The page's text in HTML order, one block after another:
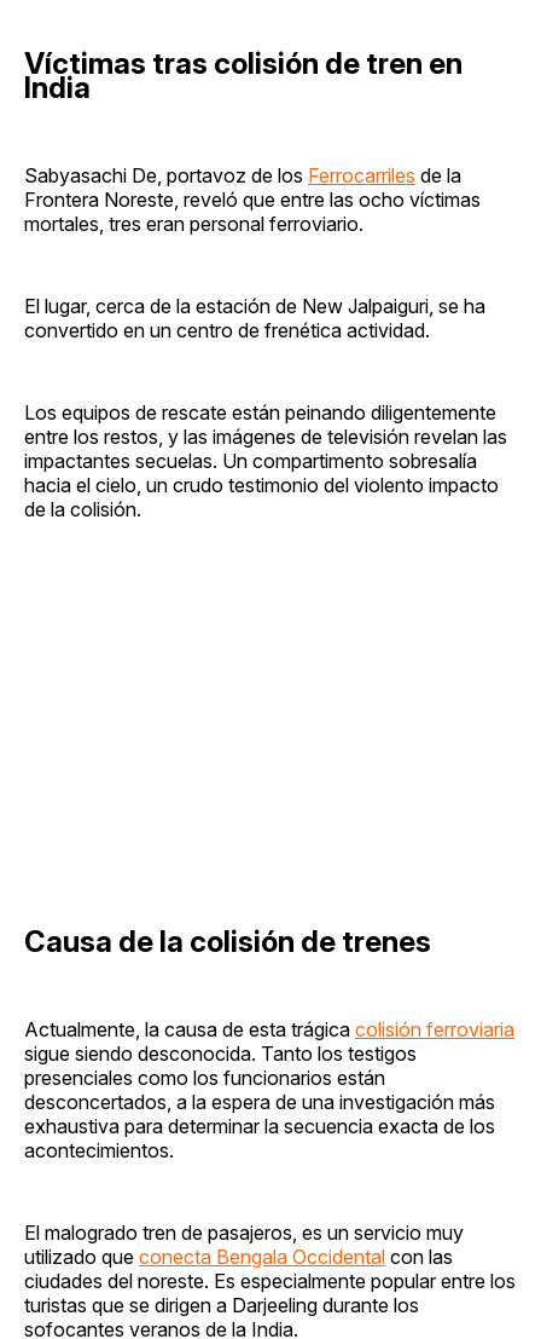
Víctimas tras colisión de tren en
India
Sabyasachi De, portavoz de los Ferrocarriles de la
Frontera Noreste, reveló que entre las ocho víctimas
mortales, tres eran personal ferroviario.
El lugar, cerca de la estación de New Jalpaiguri, se ha
convertido en un centro de frenética actividad.
Los equipos de rescate están peinando diligentemente
entre los restos, y las imágenes de televisión revelan las
impactantes secuelas. Un compartimento sobresalía
hacia el cielo, un crudo testimonio del violento impacto
de la colisión.
Causa de la colisión de trenes
Actualmente, la causa de esta trágica colisión ferroviaria
sigue siendo desconocida. Tanto los testigos
presenciales como los funcionarios están
desconcertados, a la espera de una investigación más
exhaustiva para determinar la secuencia exacta de los
acontecimientos.
El malogrado tren de pasajeros, es un servicio muy
utilizado que conecta Bengala Occidental con las
ciudades del noreste. Es especialmente popular entre los
turistas que se dirigen a Darjeeling durante los
sofocantes veranos de la India.